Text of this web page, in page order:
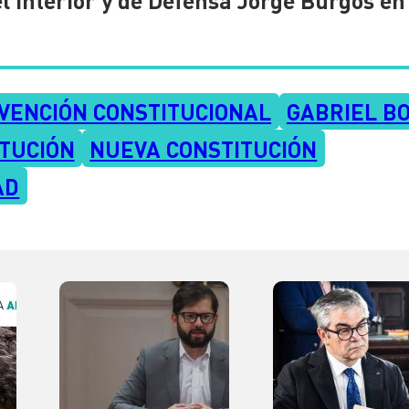
CONSTITUCIONAL GABRIEL
NUEVA CONSTITUCIÓN